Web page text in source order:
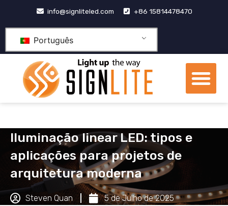
conteúdo
info@signliteled.com +86 15814478470
Português
Iluminação linear LED: tipos e
aplicações para projetos de
arquitetura moderna
Steven Quan 5 de Julho de 2025